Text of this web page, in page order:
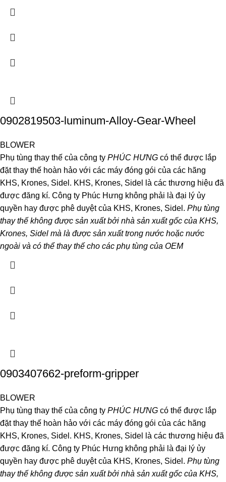
0902819503-luminum-Alloy-Gear-Wheel
BLOWER
Phụ tùng thay thế của công ty PHÚC HƯNG có thể được lắp
đặt thay thế hoàn hảo với các máy đóng gói của các hãng
KHS, Krones, Sidel. KHS, Krones, Sidel là các thương hiệu đã
được đăng kí. Công ty Phúc Hưng không phải là đại lý ủy
quyền hay được phê duyệt của KHS, Krones, Sidel. Phụ tùng
thay thế không được sản xuất bởi nhà sản xuất gốc của KHS,
Krones, Sidel mà là được sản xuất trong nước hoặc nước
ngoài và có thể thay thế cho các phụ tùng của OEM
0903407662-preform-gripper
BLOWER
Phụ tùng thay thế của công ty PHÚC HƯNG có thể được lắp
đặt thay thế hoàn hảo với các máy đóng gói của các hãng
KHS, Krones, Sidel. KHS, Krones, Sidel là các thương hiệu đã
được đăng kí. Công ty Phúc Hưng không phải là đại lý ủy
quyền hay được phê duyệt của KHS, Krones, Sidel. Phụ tùng
thay thế không được sản xuất bởi nhà sản xuất gốc của KHS,